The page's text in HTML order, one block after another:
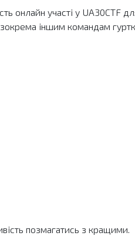
онлайн участі у UA30CTF
зокрема іншим командам
позмагатись з кращими.